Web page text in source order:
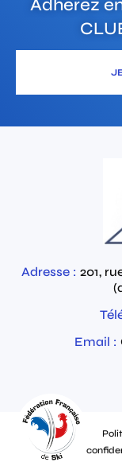
Adhérez
Adresse : 201,
Email :